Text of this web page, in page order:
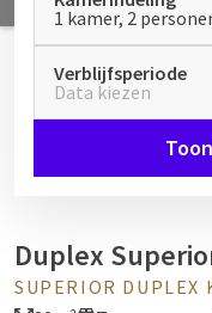
1 kamer, 2
Verblijfsperiode
Data kiezen
Duplex
SUPERIOR DUPLEX